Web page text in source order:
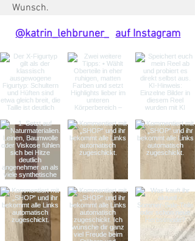
Wunsch.
auf Instagram
@katrin_lehbruner_